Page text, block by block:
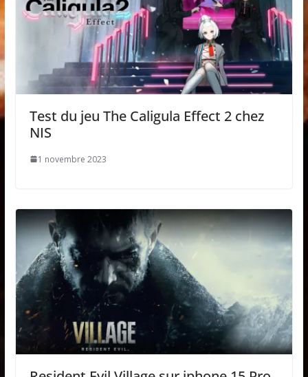
Test du jeu The Caligula Effect 2 chez
NIS
1 novembre 2023